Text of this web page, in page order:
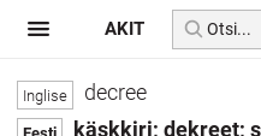
decree
käskkiri; dekreet;
AKIT